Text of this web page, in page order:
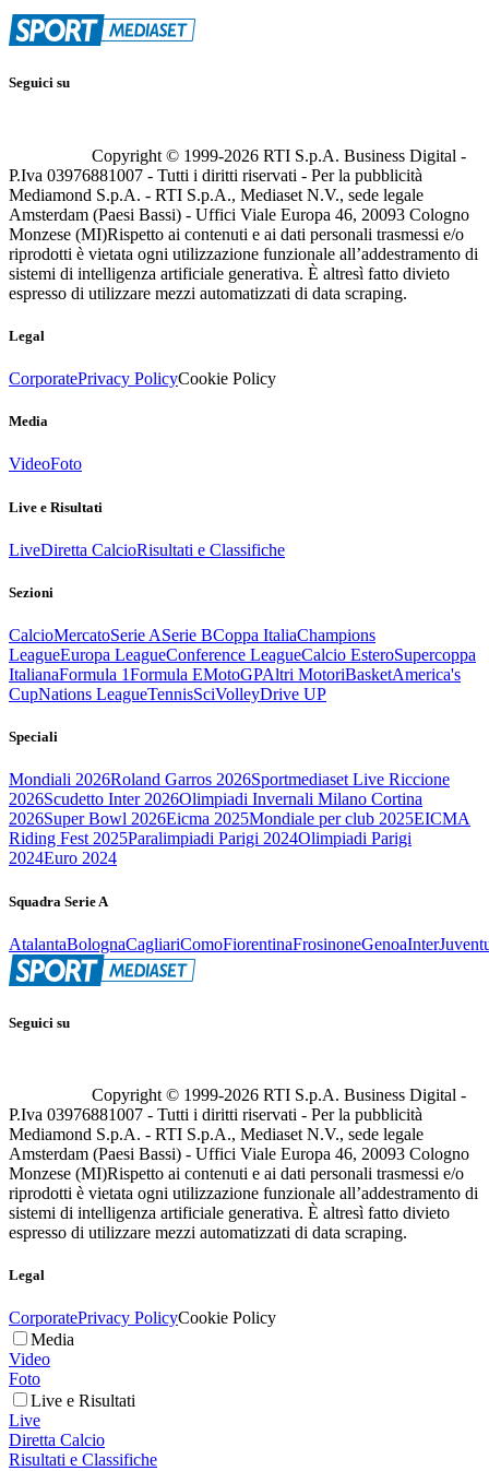
Seguici su
Copyright © 1999-2026 RTI S.p.A. Business Digital -
P.Iva 03976881007 - Tutti i diritti riservati - Per la pubblicità
Mediamond S.p.A. - RTI S.p.A., Mediaset N.V., sede legale
Amsterdam (Paesi Bassi) - Uffici Viale Europa 46, 20093 Cologno
Monzese (MI)Rispetto ai contenuti e ai dati personali trasmessi e/o
riprodotti è vietata ogni utilizzazione funzionale all’addestramento di
sistemi di intelligenza artificiale generativa. È altresì fatto divieto
espresso di utilizzare mezzi automatizzati di data scraping.
Legal
CorporatePrivacy PolicyCookie Policy
Media
VideoFoto
Live e Risultati
LiveDiretta CalcioRisultati e Classifiche
Sezioni
CalcioMercatoSerie ASerie BCoppa ItaliaChampions
LeagueEuropa LeagueConference LeagueCalcio EsteroSupercoppa
ItalianaFormula 1Formula EMotoGPAltri MotoriBasketAmerica's
CupNations LeagueTennisSciVolleyDrive UP
Speciali
Mondiali 2026Roland Garros 2026Sportmediaset Live Riccione
2026Scudetto Inter 2026Olimpiadi Invernali Milano Cortina
2026Super Bowl 2026Eicma 2025Mondiale per club 2025EICMA
Riding Fest 2025Paralimpiadi Parigi 2024Olimpiadi Parigi
2024Euro 2024
Squadra Serie A
AtalantaBolognaCagliariComoFiorentinaFrosinoneGenoaInter
Seguici su
Copyright © 1999-2026 RTI S.p.A. Business Digital -
P.Iva 03976881007 - Tutti i diritti riservati - Per la pubblicità
Mediamond S.p.A. - RTI S.p.A., Mediaset N.V., sede legale
Amsterdam (Paesi Bassi) - Uffici Viale Europa 46, 20093 Cologno
Monzese (MI)Rispetto ai contenuti e ai dati personali trasmessi e/o
riprodotti è vietata ogni utilizzazione funzionale all’addestramento di
sistemi di intelligenza artificiale generativa. È altresì fatto divieto
espresso di utilizzare mezzi automatizzati di data scraping.
Legal
CorporatePrivacy PolicyCookie Policy
Media
Video
Foto
Live e Risultati
Live
Diretta Calcio
Risultati e Classifiche